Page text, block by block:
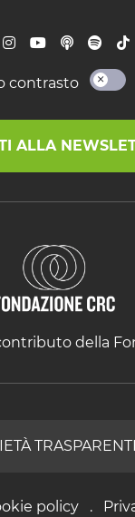
contrasto
ALLA
della
policy